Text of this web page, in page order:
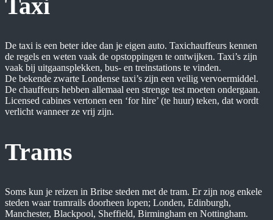
Taxi
De taxi is een beter idee dan je eigen auto. Taxichauffeurs kennen
de regels en weten vaak de opstoppingen te ontwijken. Taxi’s zijn
vaak bij uitgaansplekken, bus- en treinstations te vinden.
De bekende zwarte Londense taxi’s zijn een veilig vervoermiddel.
De chauffeurs hebben allemaal een strenge test moeten ondergaan.
Licensed cabines vertonen een ‘for hire’ (te huur) teken, dat wordt
verlicht wanneer ze vrij zijn.
Trams
Soms kun je reizen in Britse steden met de tram. Er zijn nog enkele
steden waar tramrails doorheen lopen; Londen, Edinburgh,
Manchester, Blackpool, Sheffield, Birmingham en Nottingham.